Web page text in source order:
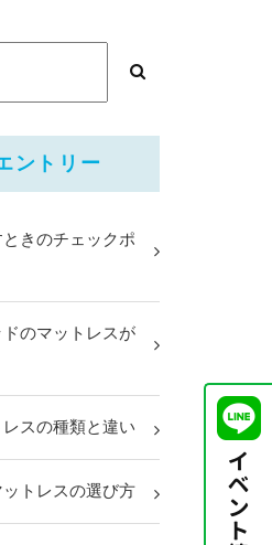
ントリー
きのチェックポ
のマットレスが
スの種類と違い
トレスの選び方